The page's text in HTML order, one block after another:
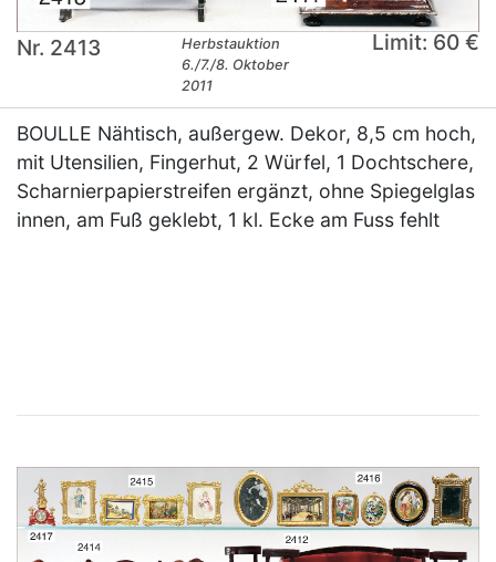
Nr. 2413
Herbstauktion
6./7./8. Oktober
2011
Limit: 60 €
BOULLE Nähtisch, außergew. Dekor, 8,5 cm hoch,
mit Utensilien, Fingerhut, 2 Würfel, 1 Dochtschere,
Scharnierpapierstreifen ergänzt, ohne Spiegelglas
innen, am Fuß geklebt, 1 kl. Ecke am Fuss fehlt